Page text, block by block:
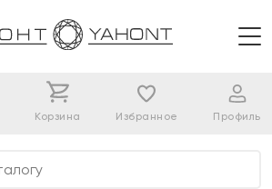
Корзина Избранное Профиль